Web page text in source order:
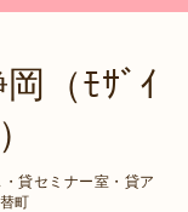
（ﾓｻﾞｲ
貸セミナー室・貸ア
町